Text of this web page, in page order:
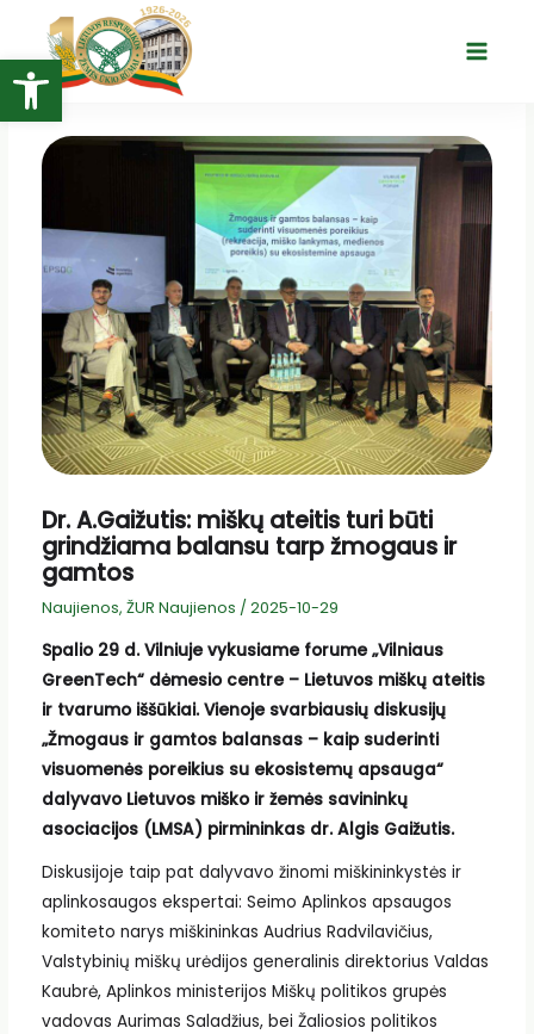
Open toolbar
turinio
Main
Dr. A.Gaižutis: miškų ateitis turi būti
grindžiama balansu tarp žmogaus ir
gamtos
Naujienos, ŽUR Naujienos / 2025-10-29
Spalio 29 d. Vilniuje vykusiame forume „Vilniaus
GreenTech“ dėmesio centre – Lietuvos miškų ateitis
ir tvarumo iššūkiai. Vienoje svarbiausių diskusijų
„Žmogaus ir gamtos balansas – kaip suderinti
visuomenės poreikius su ekosistemų apsauga“
dalyvavo Lietuvos miško ir žemės savininkų
asociacijos (LMSA) pirmininkas dr. Algis Gaižutis.
Diskusijoje taip pat dalyvavo žinomi miškininkystės ir
aplinkosaugos ekspertai: Seimo Aplinkos apsaugos
komiteto narys miškininkas Audrius Radvilavičius,
Valstybinių miškų urėdijos generalinis direktorius Valdas
Kaubrė, Aplinkos ministerijos Miškų politikos grupės
vadovas Aurimas Saladžius, bei Žaliosios politikos